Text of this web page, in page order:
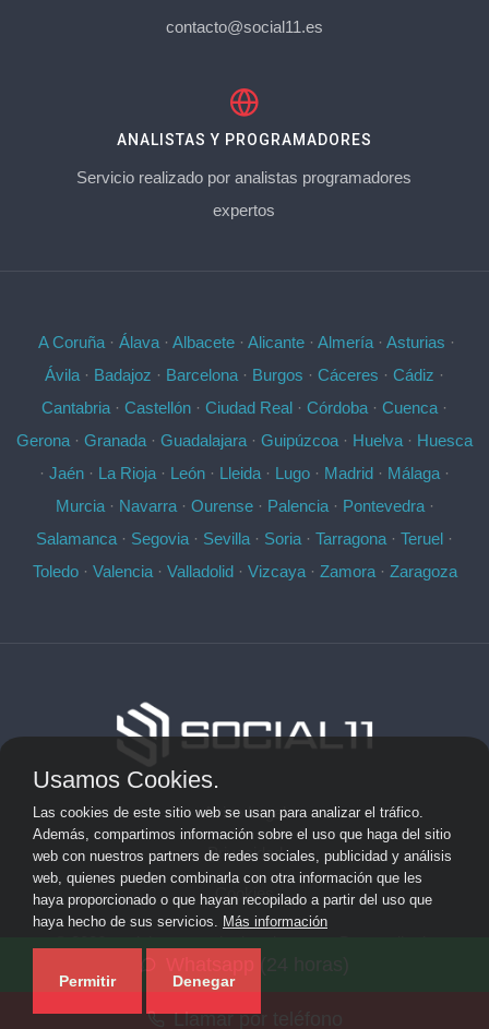
Llamar por teléfono
contacto@social11.es
ANALISTAS Y PROGRAMADORES
Servicio realizado por analistas programadores
expertos
A Coruña· Álava· Albacete· Alicante· Almería· Asturias ·
Ávila · Badajoz · Barcelona · Burgos · Cáceres · Cádiz ·
Cantabria · Castellón · Ciudad Real · Córdoba · Cuenca ·
Gerona · Granada · Guadalajara · Guipúzcoa · Huelva · Huesca
· Jaén · La Rioja · León · Lleida · Lugo · Madrid · Málaga ·
Murcia· Navarra· Ourense· Palencia· Pontevedra·
Salamanca · Segovia · Sevilla · Soria · Tarragona · Teruel ·
Toledo· Valencia· Valladolid· Vizcaya· Zamora· Zaragoza
Aviso Legal
Privacidad
Cookies
aplicaciones de software personalizadas ·
Usamos Cookies.
Las cookies de este sitio web se usan para analizar el tráfico.
Además, compartimos información sobre el uso que haga del sitio
web con nuestros partners de redes sociales, publicidad y análisis
web, quienes pueden combinarla con otra información que les
haya proporcionado o que hayan recopilado a partir del uso que
haya hecho de sus servicios. Más información
Permitir Denegar